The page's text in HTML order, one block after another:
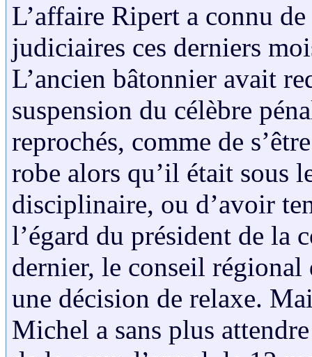
L’affaire Ripert a connu
judiciaires ces derniers
L’ancien bâtonnier avait
suspension du célèbre
reprochés, comme de
robe alors qu’il était sous
disciplinaire, ou d’avoir
l’égard du président de la
dernier, le conseil
une décision de relaxe.
Michel a sans plus